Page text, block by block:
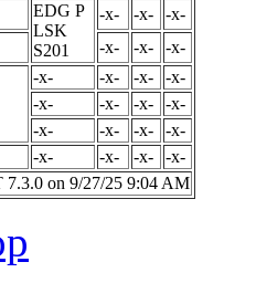
EDG P
LSK
S201
-x- -x-
-x-
-x- -x-
-x-
-x- -x- -x-
-x-
-x- -x- -x-
-x-
-x- -x- -x-
-x-
-x- -x- -x-
-x-
7.3.0 on 9/27/25 9:04 AM